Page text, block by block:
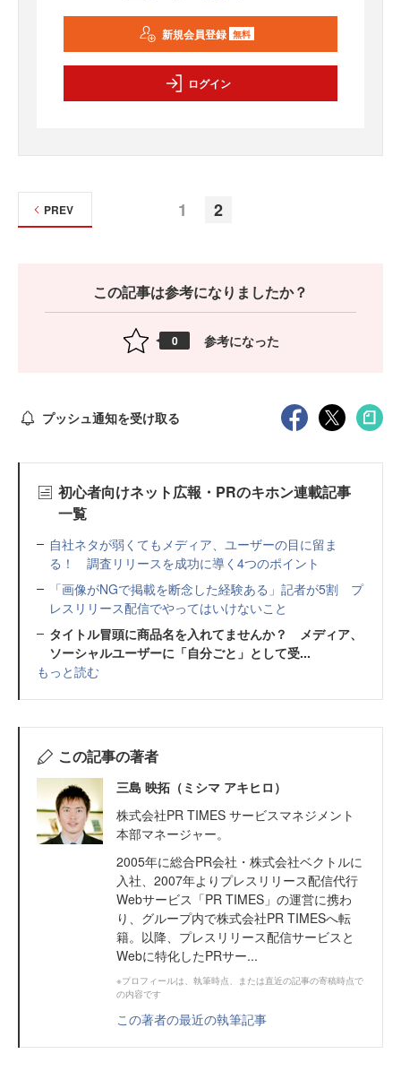
新規会員登録 無料
ログイン
1 2
PREV
この記事は参考になりましたか？
0 参考になった
プッシュ通知を受け取る
初心者向けネット広報・PRのキホン連載記事
一覧
自社ネタが弱くてもメディア、ユーザーの目に留ま
る！ 調査リリースを成功に導く4つのポイント
「画像がNGで掲載を断念した経験ある」記者が5割 プ
レスリリース配信でやってはいけないこと
タイトル冒頭に商品名を入れてませんか？ メディア、
ソーシャルユーザーに「自分ごと」として受...
もっと読む
この記事の著者
三島 映拓（ミシマ アキヒロ）
株式会社PR TIMES サービスマネジメント
本部マネージャー。
2005年に総合PR会社・株式会社ベクトルに
入社、2007年よりプレスリリース配信代行
Webサービス「PR TIMES」の運営に携わ
り、グループ内で株式会社PR TIMESへ転
籍。以降、プレスリリース配信サービスと
Webに特化したPRサー...
※プロフィールは、執筆時点、または直近の記事の寄稿時点で
の内容です
この著者の最近の執筆記事